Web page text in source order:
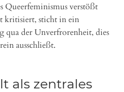
Queerfeminismus verstößt
kritisiert, sticht in ein
qua der Unverfrorenheit, dies
ausschließt.
als zentrales